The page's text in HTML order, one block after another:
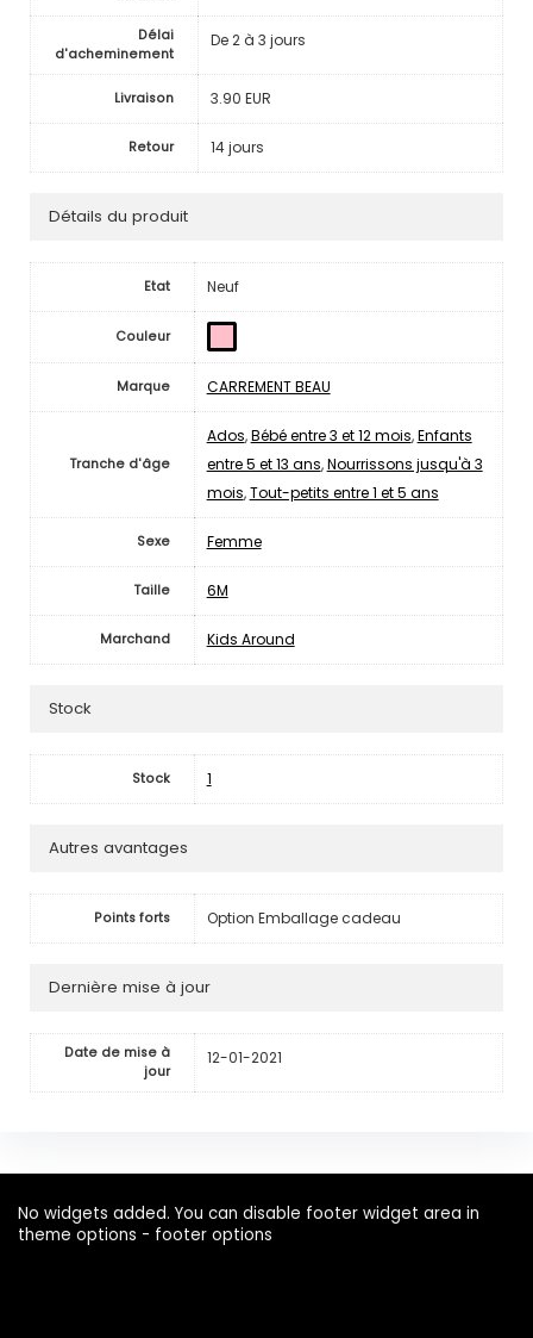
Délai
d'acheminement
De 2 à 3 jours
Livraison 3.90 EUR
Retour 14 jours
Détails du produit
Etat Neuf
Couleur
Marque CARREMENT BEAU
Tranche d'âge
Ados,Bébé entre 3 et 12 mois,Enfants
entre 5 et 13 ans,Nourrissons jusqu'à 3
mois,Tout-petits entre 1 et 5 ans
Sexe Femme
Taille 6M
Marchand Kids Around
Stock
Stock 1
Autres avantages
Points forts Option Emballage cadeau
Dernière mise à jour
Date de mise à
jour
12-01-2021
No widgets added. You can disable footer widget area in
theme options - footer options